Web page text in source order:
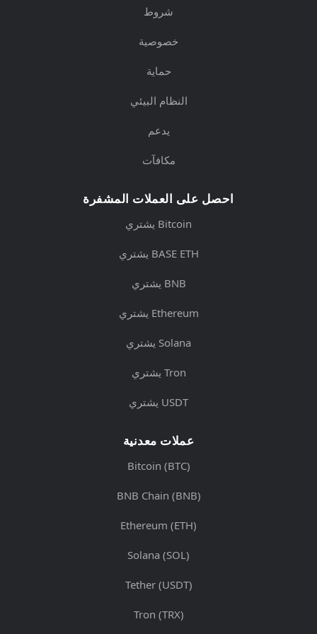
شروط
خصوصية
حماية
النظام البيئي
يدعم
مكافآت
احصل على العملات المشفرة
يشتري Bitcoin
يشتري BASE ETH
يشتري BNB
يشتري Ethereum
يشتري Solana
يشتري Tron
يشتري USDT
عملات معدنية
Bitcoin (BTC)
BNB Chain (BNB)
Ethereum (ETH)
Solana (SOL)
Tether (USDT)
Tron (TRX)